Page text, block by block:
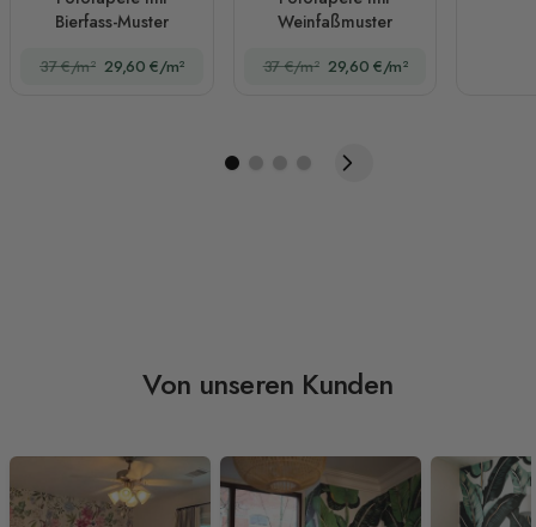
Bierfass-Muster
37 €/m² 29,60 €/m²
Weinfaßmuster
37 €/m² 29,60 €/m²
Von unseren Kunden